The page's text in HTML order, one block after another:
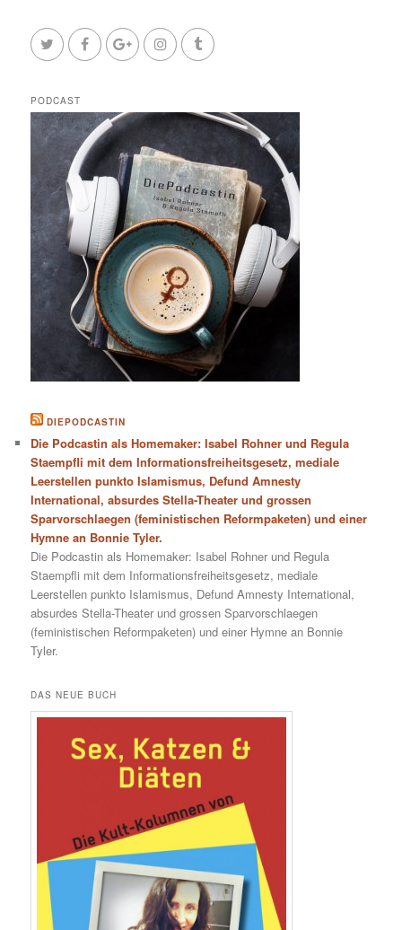
PODCAST
DIEPODCASTIN
Die Podcastin als Homemaker: Isabel Rohner und Regula
Staempfli mit dem Informationsfreiheitsgesetz, mediale
Leerstellen punkto Islamismus, Defund Amnesty
International, absurdes Stella-Theater und grossen
Sparvorschlaegen (feministischen Reformpaketen) und einer
Hymne an Bonnie Tyler.
Die Podcastin als Homemaker: Isabel Rohner und Regula
Staempfli mit dem Informationsfreiheitsgesetz, mediale
Leerstellen punkto Islamismus, Defund Amnesty International,
absurdes Stella-Theater und grossen Sparvorschlaegen
(feministischen Reformpaketen) und einer Hymne an Bonnie
Tyler.
DAS NEUE BUCH